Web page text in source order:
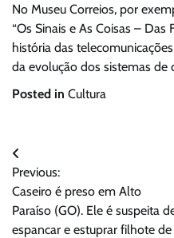
No Museu Correios, por
“Os Sinais e As Coisas – Das
história das
da evolução dos sistemas de
Posted in Cultura
Navegação
de
Post
Previous:
Caseiro é preso em Alto
Paraíso (GO). Ele é suspeita
espancar e estuprar filhote de